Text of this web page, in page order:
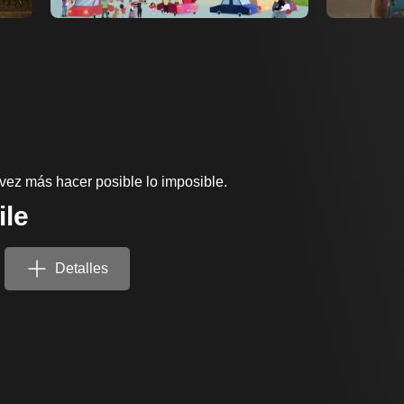
más hacer posible lo imposible.
Detalles